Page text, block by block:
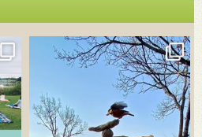
3月 18